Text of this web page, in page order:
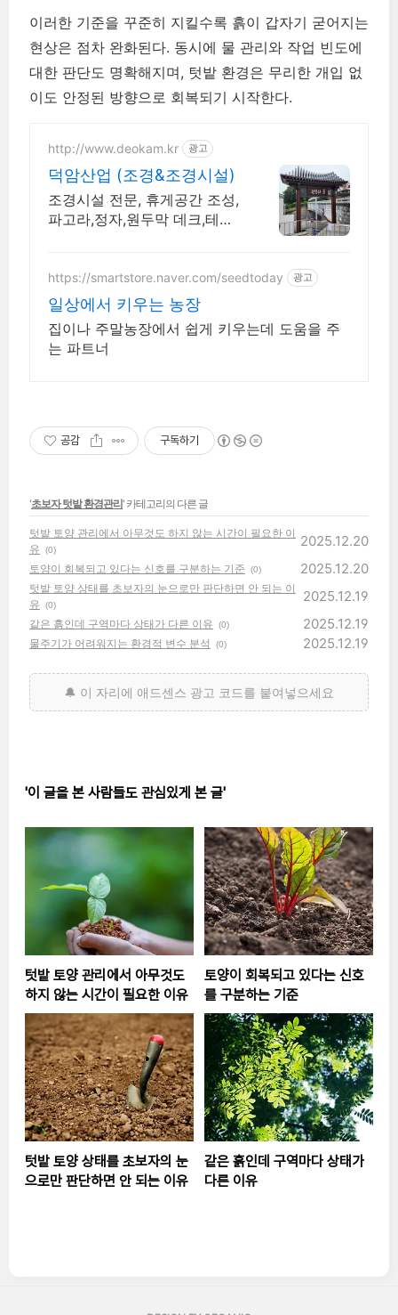
이러한 기준을 꾸준히 지킬수록 흙이 갑자기 굳어지는
현상은 점차 완화된다. 동시에 물 관리와 작업 빈도에
대한 판단도 명확해지며, 텃밭 환경은 무리한 개입 없
이도 안정된 방향으로 회복되기 시작한다.
http://www.deokam.kr 광고
덕암산업 (조경&조경시설)
조경시설 전문, 휴게공간 조성,
파고라,정자,원두막 데크,테이
https://smartstore.naver.com/seedtoday 광고
일상에서 키우는 농장
집이나 주말농장에서 쉽게 키우는데 도움을 주
는 파트너
공감 구독하기
'초보자 텃밭 환경관리' 카테고리의 다른 글
텃밭 토양 관리에서 아무것도 하지 않는 시간이 필요한 이
유
(0)
2025.12.20
토양이 회복되고 있다는 신호를 구분하는 기준 (0) 2025.12.20
텃밭 토양 상태를 초보자의 눈으로만 판단하면 안 되는 이
유
(0)
2025.12.19
같은 흙인데 구역마다 상태가 다른 이유 (0) 2025.12.19
물주기가 어려워지는 환경적 변수 분석 (0) 2025.12.19
'이 글을 본 사람들도 관심있게 본 글'
텃밭 토양 관리에서 아무것도
하지 않는 시간이 필요한 이유
토양이 회복되고 있다는 신호
를 구분하는 기준
텃밭 토양 상태를 초보자의 눈
으로만 판단하면 안 되는 이유
같은 흙인데 구역마다 상태가
다른 이유